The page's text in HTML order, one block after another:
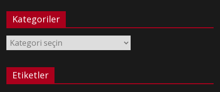
Kategoriler
Kategoriler
Etiketler